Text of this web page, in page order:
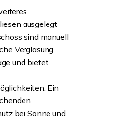
ausgelegt
sind manuell
Verglasung.
und bietet
Ein
bei Sonne und